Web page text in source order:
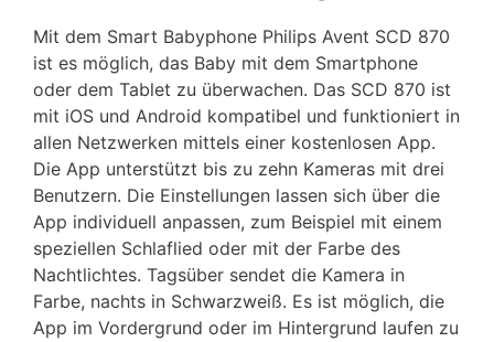
Mit dem Smart Babyphone Philips Avent SCD 870
ist es möglich, das Baby mit dem Smartphone
oder dem Tablet zu überwachen. Das SCD 870 ist
mit iOS und Android kompatibel und funktioniert in
allen Netzwerken mittels einer kostenlosen App.
Die App unterstützt bis zu zehn Kameras mit drei
Benutzern. Die Einstellungen lassen sich über die
App individuell anpassen, zum Beispiel mit einem
speziellen Schlaflied oder mit der Farbe des
Nachtlichtes. Tagsüber sendet die Kamera in
Farbe, nachts in Schwarzweiß. Es ist möglich, die
App im Vordergrund oder im Hintergrund laufen zu